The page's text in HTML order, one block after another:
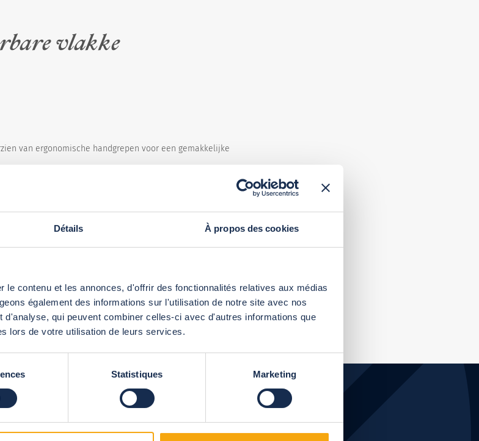
Détails À propos des cookies
le contenu et les annonces, d'offrir des fonctionnalités relatives aux médias
également des informations sur l'utilisation de notre site avec nos
d'analyse, qui peuvent combiner celles-ci avec d'autres informations que
lors de votre utilisation de leurs services.
Statistiques Marketing
vlakke
van ergonomische handgrepen voor een gemakkelijke
zo snel mogelijk te beveiligen.
aanzienlijk en zorgt voor een temperatuurwinst van
idee van de prijs?